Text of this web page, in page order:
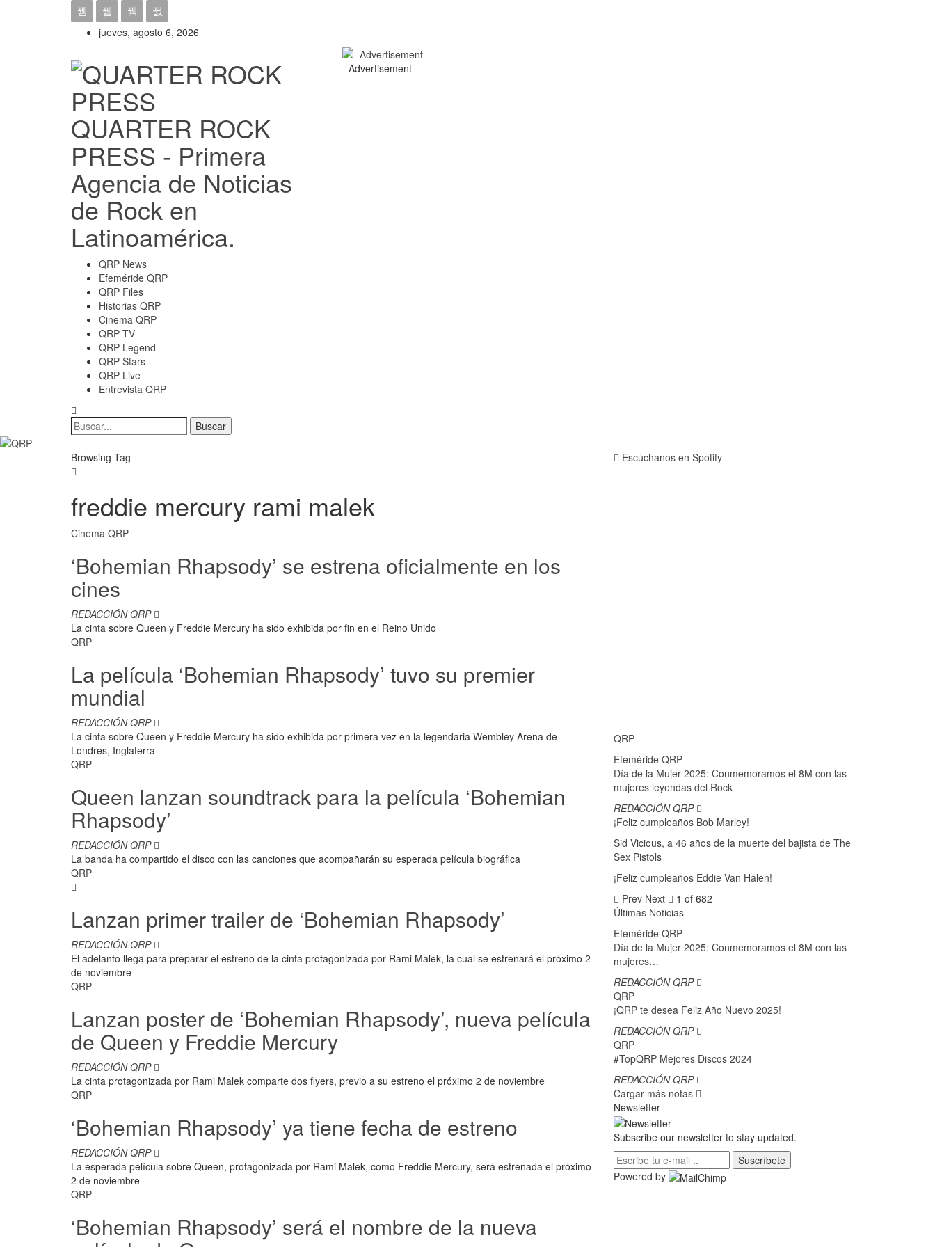
jueves, agosto 6, 2026
QUARTER ROCK
PRESS - Primera
Agencia de Noticias
de Rock en
Latinoamérica.
- Advertisement -
QRP News
Efeméride QRP
QRP Files
Historias QRP
Cinema QRP
QRP TV
QRP Legend
QRP Stars
QRP Live
Entrevista QRP
Browsing Tag
freddie mercury rami malek
Cinema QRP
‘Bohemian Rhapsody’ se estrena oficialmente en los
cines
REDACCIÓN QRP
La cinta sobre Queen y Freddie Mercury ha sido exhibida por fin en el Reino Unido
QRP
La película ‘Bohemian Rhapsody’ tuvo su premier
mundial
REDACCIÓN QRP
La cinta sobre Queen y Freddie Mercury ha sido exhibida por primera vez en la legendaria Wembley Arena de
Londres, Inglaterra
QRP
Queen lanzan soundtrack para la película ‘Bohemian
Rhapsody’
REDACCIÓN QRP
La banda ha compartido el disco con las canciones que acompañarán su esperada película biográfica
QRP
Lanzan primer trailer de ‘Bohemian Rhapsody’
REDACCIÓN QRP
El adelanto llega para preparar el estreno de la cinta protagonizada por Rami Malek, la cual se estrenará el próximo 2
de noviembre
QRP
Lanzan poster de ‘Bohemian Rhapsody’, nueva película
de Queen y Freddie Mercury
REDACCIÓN QRP
La cinta protagonizada por Rami Malek comparte dos flyers, previo a su estreno el próximo 2 de noviembre
QRP
‘Bohemian Rhapsody’ ya tiene fecha de estreno
REDACCIÓN QRP
La esperada película sobre Queen, protagonizada por Rami Malek, como Freddie Mercury, será estrenada el próximo
2 de noviembre
QRP
‘Bohemian Rhapsody’ será el nombre de la nueva
Escúchanos en Spotify
QRP
Efeméride QRP
Día de la Mujer 2025: Conmemoramos el 8M con las
mujeres leyendas del Rock
REDACCIÓN QRP
¡Feliz cumpleaños Bob Marley!
Sid Vicious, a 46 años de la muerte del bajista de The
Sex Pistols
¡Feliz cumpleaños Eddie Van Halen!
Prev Next
1 of 682
Últimas Noticias
Efeméride QRP
Día de la Mujer 2025: Conmemoramos el 8M con las
mujeres…
REDACCIÓN QRP
QRP
¡QRP te desea Feliz Año Nuevo 2025!
REDACCIÓN QRP
QRP
#TopQRP Mejores Discos 2024
REDACCIÓN QRP
Cargar más notas
Newsletter
Subscribe our newsletter to stay updated.
Suscríbete
Powered by